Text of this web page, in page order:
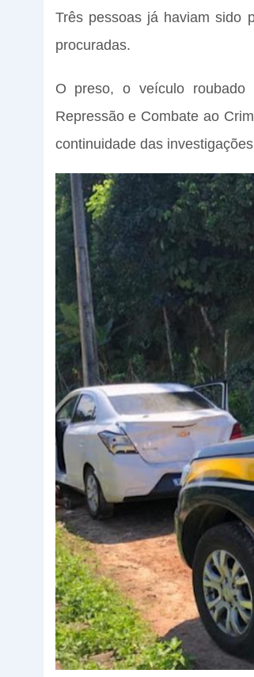
Três pessoas já haviam sido
procuradas.
O preso, o veículo roubado
Repressão e Combate ao
continuidade das